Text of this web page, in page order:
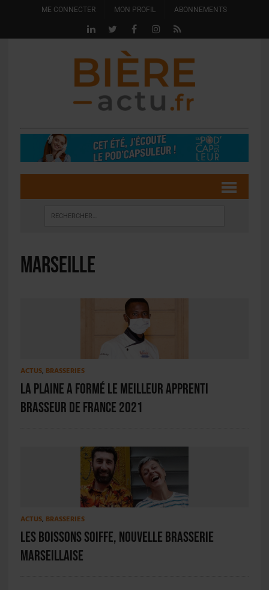
ME CONNECTER MON PROFIL ABONNEMENTS
marseille
ACTUS, BRASSERIES
La Plaine a formé le meilleur apprenti
brasseur de France 2021
ACTUS, BRASSERIES
Les Boissons Soiffe, nouvelle Brasserie
marseillaise